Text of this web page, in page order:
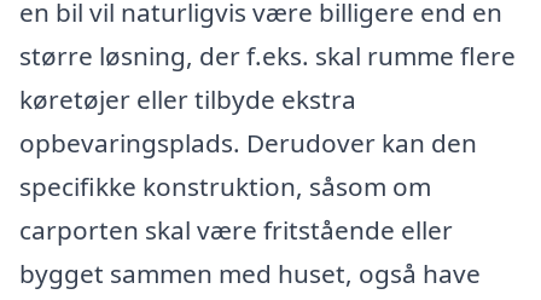
en bil vil naturligvis være billigere end en
større løsning, der f.eks. skal rumme flere
køretøjer eller tilbyde ekstra
opbevaringsplads. Derudover kan den
specifikke konstruktion, såsom om
carporten skal være fritstående eller
bygget sammen med huset, også have